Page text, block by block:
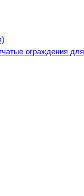
ограждения для